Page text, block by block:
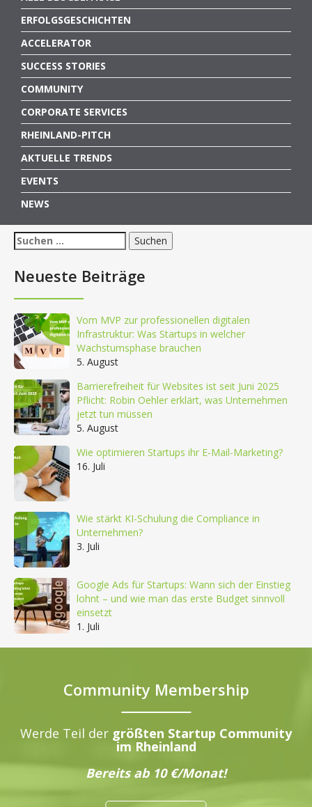
ERFOLGSGESCHICHTEN
ACCELERATOR
SUCCESS STORIES
COMMUNITY
CORPORATE SERVICES
RHEINLAND-PITCH
AKTUELLE TRENDS
EVENTS
NEWS
Suchen
nach:
Neueste Beiträge
Vom MVP zur professionellen digitalen
Infrastruktur: Was Startups in welcher
Wachstumsphase brauchen
5. August
Barrierefreiheit für Websites ist seit Juni 2025
Pflicht: Robin Oehler erklärt, was Unternehmen
jetzt tun müssen
5. August
Wie optimieren Startups ihr E-Mail-Marketing?
16. Juli
Wie stärkt KI-Schulung die Compliance in
Unternehmen?
3. Juli
Google Ads für Startups: Wann sich der Einstieg
lohnt – und wie man das erste Budget sinnvoll
einsetzt
1. Juli
Community Membership
Werde Teil der größten Startup Community
im Rheinland
Bereits ab 10 €/Monat!